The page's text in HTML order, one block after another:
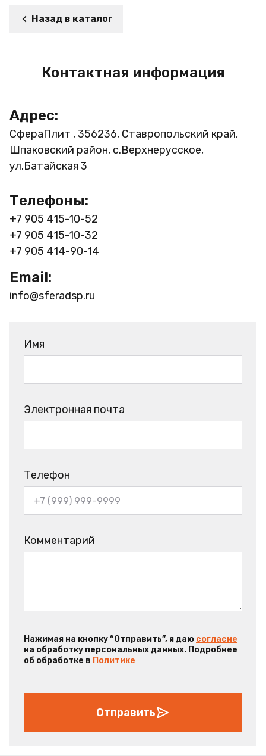
Назад в каталог
Контактная информация
Адрес:
СфераПлит , 356236, Ставропольский край,
Шпаковский район, с.Верхнерусское,
ул.Батайская 3
Телефоны:
+7 905 415-10-52
+7 905 415-10-32
+7 905 414-90-14
Email:
info@sferadsp.ru
Имя
Электронная почта
Телефон
Комментарий
Нажимая на кнопку “Отправить”, я даю согласие
на обработку персональных данных. Подробнее
об обработке в Политике
Отправить